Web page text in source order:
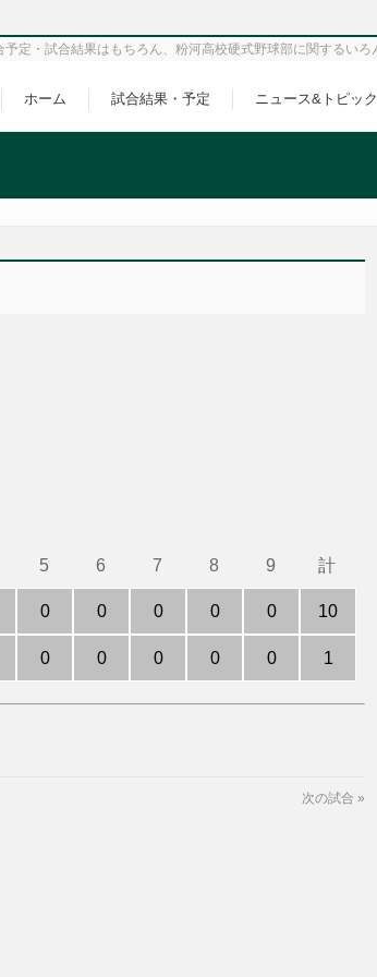
・試合結果はもちろん、粉河高校硬式野球部に関するいろ
ホーム 試合結果・予定 ニュース&トピッ
5
0
0
6
0
0
7
0
0
8
0
0
9
0
0
計
10
1
次の試合 »